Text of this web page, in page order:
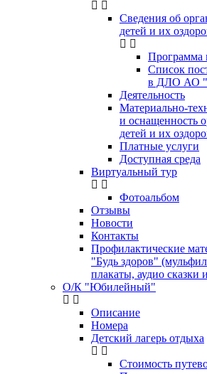
Сведения об
детей и их
Программа
Список
в ДЛО АО
Деятельность
Материально-
и оснащенность
детей и их
Платные услуги
Доступная среда
Виртуальный тур
Фотоальбом
Отзывы
Новости
Контакты
Профилактические
"Будь здоров"
плакаты, аудио сказки
О/К "Юбилейный"
Описание
Номера
Детский лагерь отдыха
Стоимость